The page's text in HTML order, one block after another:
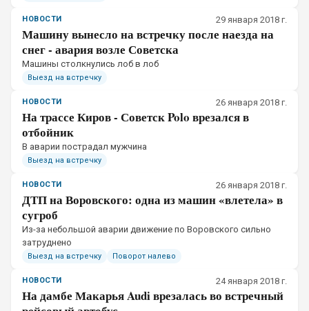
НОВОСТИ 29 января 2018 г.
Машину вынесло на встречку после наезда на
снег - авария возле Советска
Машины столкнулись лоб в лоб
Выезд на встречку
НОВОСТИ 26 января 2018 г.
На трассе Киров - Советск Polo врезался в
отбойник
В аварии пострадал мужчина
Выезд на встречку
НОВОСТИ 26 января 2018 г.
ДТП на Воровского: одна из машин «влетела» в
сугроб
Из-за небольшой аварии движение по Воровского сильно
затруднено
Выезд на встречку Поворот налево
НОВОСТИ 24 января 2018 г.
На дамбе Макарья Audi врезалась во встречный